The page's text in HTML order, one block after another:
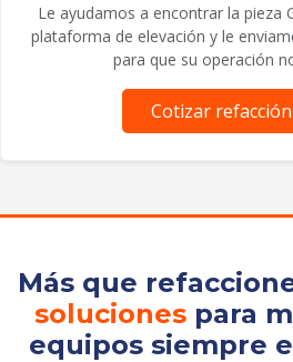
Le ayudamos a encontrar la pieza
plataforma de elevación y le
para que su operación
Cotizar
Más que
soluciones para
equipos siempre